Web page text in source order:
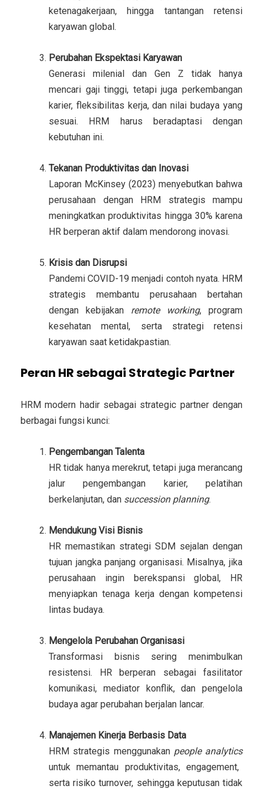
ketenagakerjaan, hingga tantangan retensi
karyawan global.
Perubahan Ekspektasi Karyawan
Generasi milenial dan Gen Z tidak hanya
mencari gaji tinggi, tetapi juga perkembangan
karier, fleksibilitas kerja, dan nilai budaya yang
sesuai. HRM harus beradaptasi dengan
kebutuhan ini.
Tekanan Produktivitas dan Inovasi
Laporan McKinsey (2023) menyebutkan bahwa
perusahaan dengan HRM strategis mampu
meningkatkan produktivitas hingga 30% karena
HR berperan aktif dalam mendorong inovasi.
Krisis dan Disrupsi
Pandemi COVID-19 menjadi contoh nyata. HRM
strategis membantu perusahaan bertahan
dengan kebijakan remote working, program
kesehatan mental, serta strategi retensi
karyawan saat ketidakpastian.
Peran HR sebagai Strategic Partner
HRM modern hadir sebagai strategic partnerdengan
berbagai fungsi kunci:
Pengembangan Talenta
HR tidak hanya merekrut, tetapi juga merancang
jalur pengembangan karier, pelatihan
berkelanjutan, dan succession planning.
Mendukung Visi Bisnis
HR memastikan strategi SDM sejalan dengan
tujuan jangka panjang organisasi. Misalnya, jika
perusahaan ingin berekspansi global, HR
menyiapkan tenaga kerja dengan kompetensi
lintas budaya.
Mengelola Perubahan Organisasi
Transformasi bisnis sering menimbulkan
resistensi. HR berperan sebagai fasilitator
komunikasi, mediator konflik, dan pengelola
budaya agar perubahan berjalan lancar.
Manajemen Kinerja Berbasis Data
HRM strategis menggunakan people analytics
untuk memantau produktivitas, engagement,
serta risiko turnover, sehingga keputusan tidak